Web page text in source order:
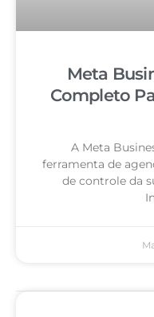
Meta
Completo
A Meta
ferramenta de
de controle da